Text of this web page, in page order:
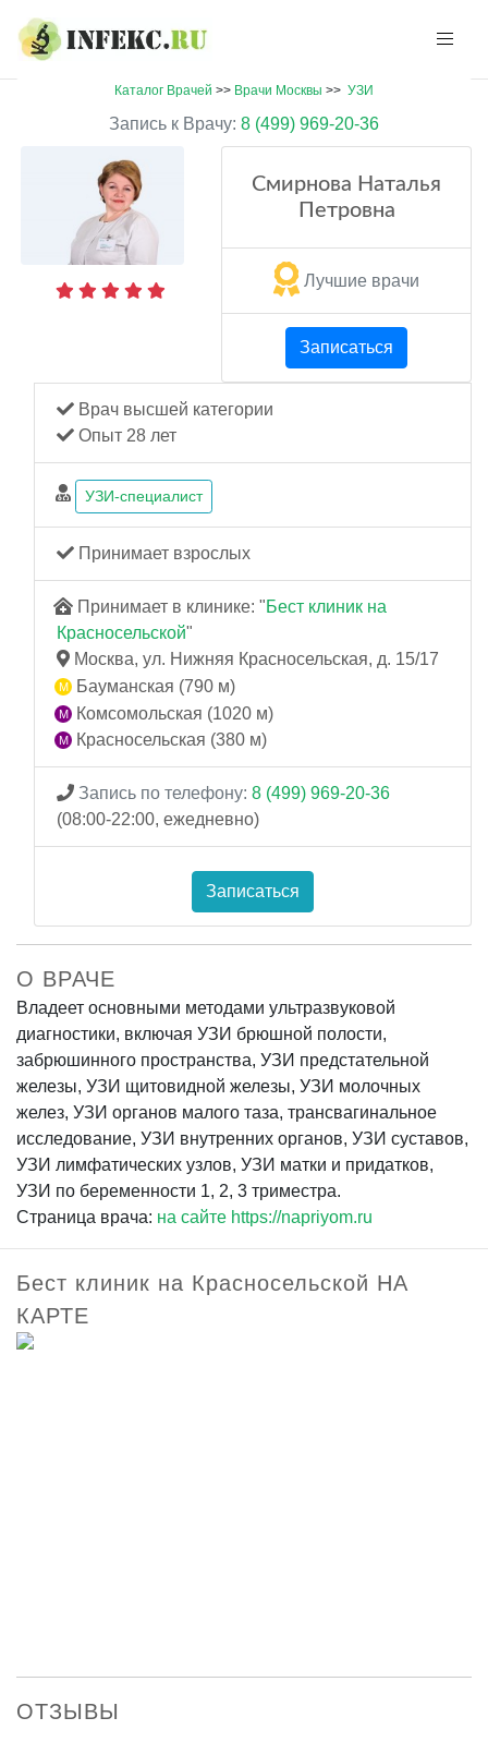
Каталог Врачей >> Врачи Москвы >> УЗИ
Запись к Врачу: 8 (499) 969-20-36
Смирнова Наталья
Петровна
Лучшие врачи
Записаться
Врач высшей категории
Опыт 28 лет
УЗИ-специалист
Принимает взрослых
Принимает в клинике: "Бест клиник на
Красносельской"
Москва, ул. Нижняя Красносельская, д. 15/17
Бауманская (790 м)
Комсомольская (1020 м)
Красносельская (380 м)
Запись по телефону: 8 (499) 969-20-36
(08:00-22:00, ежедневно)
Записаться
О ВРАЧЕ
Владеет основными методами ультразвуковой
диагностики, включая УЗИ брюшной полости,
забрюшинного пространства, УЗИ предстательной
железы, УЗИ щитовидной железы, УЗИ молочных
желез, УЗИ органов малого таза, трансвагинальное
исследование, УЗИ внутренних органов, УЗИ суставов,
УЗИ лимфатических узлов, УЗИ матки и придатков,
УЗИ по беременности 1, 2, 3 триместра.
Страница врача: на сайте https://napriyom.ru
Бест клиник на Красносельской НА
КАРТЕ
ОТЗЫВЫ